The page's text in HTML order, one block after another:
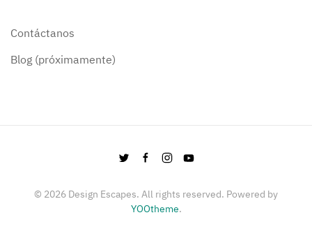
Contáctanos
Blog (próximamente)
© 2026 Design Escapes. All rights reserved. Powered by
YOOtheme.